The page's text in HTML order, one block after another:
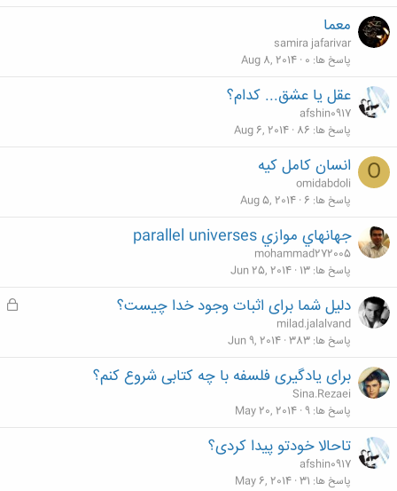
معما
samira jafarivar
پاسخ ها 0
Aug 8, 2014
عقل یا عشق... کدام؟
afshin0917
پاسخ ها 86
Aug 6, 2014
O انسان كامل كيه
omidabdoli
پاسخ ها 6
Aug 5, 2014
جهانهاي موازي parallel universes
mohammad272005
پاسخ ها 13
Jun 25, 2014
ق
دلیل شما برای اثبات وجود خدا چیست؟
milad.jalalvand
پاسخ ها 383
Jun 9, 2014
برای یادگیری فلسفه با چه کتابی شروع کنم؟
Sina.Rezaei
پاسخ ها 9
May 20, 2014
تاحالا خودتو پیدا کردی؟
afshin0917
پاسخ ها 31
May 6, 2014